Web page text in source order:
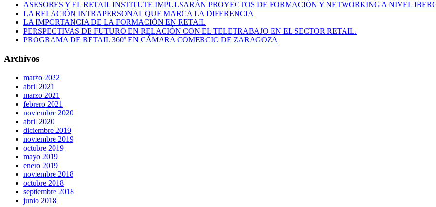
ASESORES Y EL RETAIL INSTITUTE IMPULSARÁN PROYECTOS DE FORMACIÓN Y NETWORKING A NIVEL
LA RELACIÓN INTRAPERSONAL QUE MARCA LA DIFERENCIA
LA IMPORTANCIA DE LA FORMACIÓN EN RETAIL
PERSPECTIVAS DE FUTURO EN RELACIÓN CON EL TELETRABAJO EN EL SECTOR RETAIL.
PROGRAMA DE RETAIL 360º EN CÁMARA COMERCIO DE ZARAGOZA
Archivos
marzo 2022
abril 2021
marzo 2021
febrero 2021
noviembre 2020
abril 2020
diciembre 2019
noviembre 2019
octubre 2019
mayo 2019
enero 2019
noviembre 2018
octubre 2018
septiembre 2018
junio 2018